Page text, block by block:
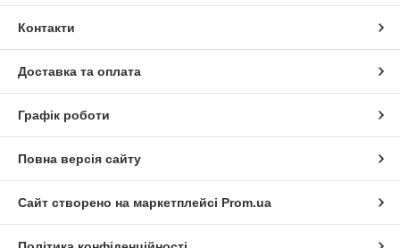
Контакти
Доставка та оплата
Графік роботи
Повна версія сайту
Сайт створено на маркетплейсі Prom.ua